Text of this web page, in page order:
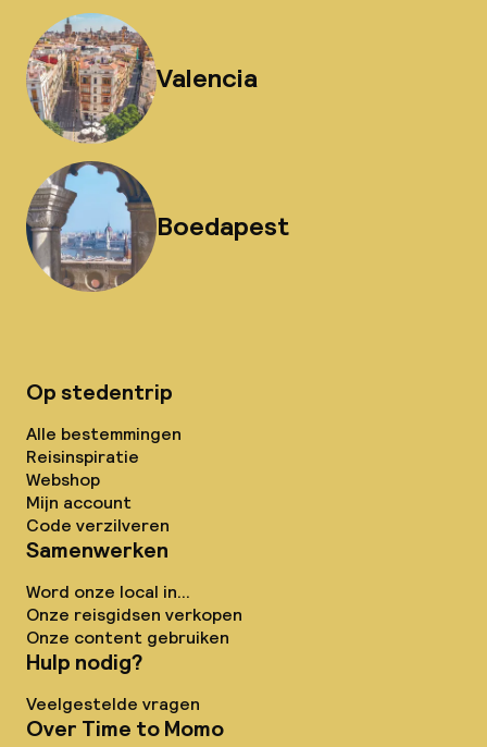
Valencia
Boedapest
Op stedentrip
Alle bestemmingen
Reisinspiratie
Webshop
Mijn account
Code verzilveren
Samenwerken
Word onze local in...
Onze reisgidsen verkopen
Onze content gebruiken
Hulp nodig?
Veelgestelde vragen
Over Time to Momo